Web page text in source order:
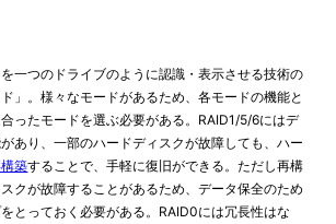
一つのドライブのように認識・表示させる技術の
」。様々なモードがあるため、各モードの機能と
ったモードを選ぶ必要がある。RAID1/5/6にはデ
あり、一部のハードディスクが故障しても、ハー
築することで、手軽に復旧ができる。ただし再構
クが故障することがあるため、データ保全のため
とっておく必要がある。RAID0には冗長性はな